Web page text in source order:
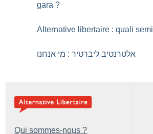
gara ?
Alternative libertaire : quali semi
אלטרנטיב ליברטיר : מי אנחנו
Qui sommes-nous ?